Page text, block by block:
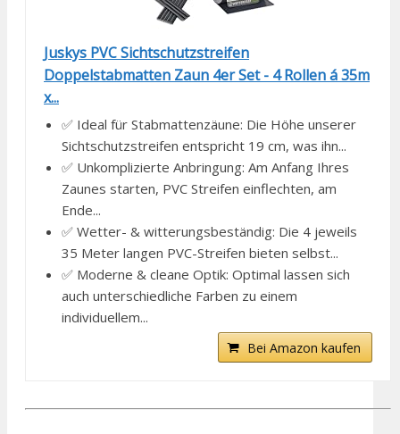
Juskys PVC Sichtschutzstreifen
Doppelstabmatten Zaun 4er Set - 4 Rollen á 35m
x...
✅ Ideal für Stabmattenzäune: Die Höhe unserer
Sichtschutzstreifen entspricht 19 cm, was ihn...
✅ Unkomplizierte Anbringung: Am Anfang Ihres
Zaunes starten, PVC Streifen einflechten, am
Ende...
✅ Wetter- & witterungsbeständig: Die 4 jeweils
35 Meter langen PVC-Streifen bieten selbst...
✅ Moderne & cleane Optik: Optimal lassen sich
auch unterschiedliche Farben zu einem
individuellem...
Bei Amazon kaufen